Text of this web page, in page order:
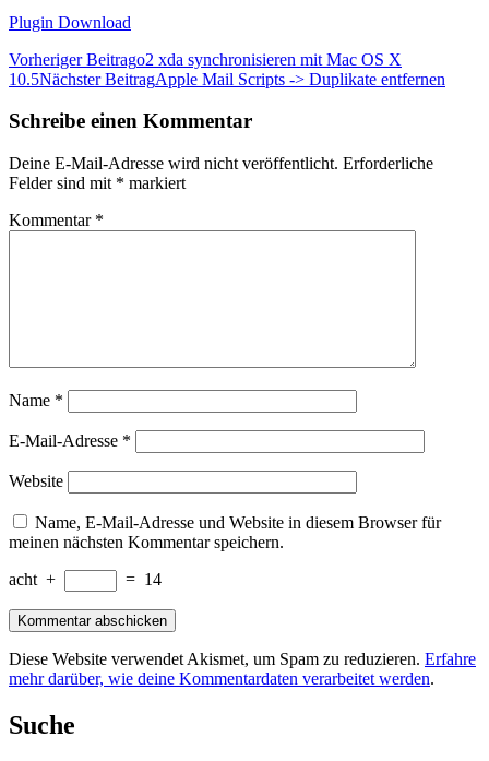
Plugin Download
Beitrags-
Navigation
Vorheriger Beitrago2 xda synchronisieren mit Mac OS X
10.5Nächster BeitragApple Mail Scripts -> Duplikate entfernen
Schreibe einen Kommentar
Deine E-Mail-Adresse wird nicht veröffentlicht. Erforderliche
Felder sind mit * markiert
Kommentar *
Name *
E-Mail-Adresse *
Website
Name, E-Mail-Adresse und Website in diesem Browser für
meinen nächsten Kommentar speichern.
acht + = 14
Diese Website verwendet Akismet, um Spam zu reduzieren. Erfahre
mehr darüber, wie deine Kommentardaten verarbeitet werden.
Suche